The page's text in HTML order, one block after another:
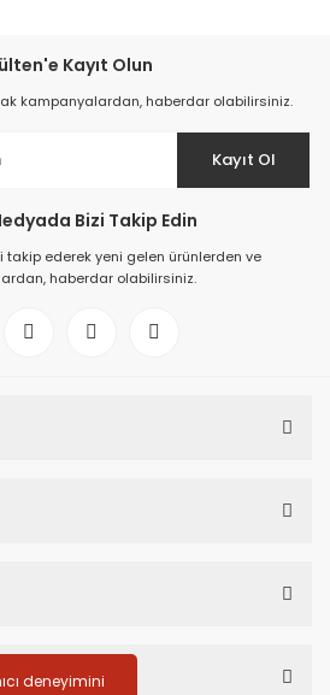
deneyimini
Kayıt Olun
kampanyalardan, haberdar olabilirsiniz.
Kayıt Ol
Bizi Takip Edin
ederek yeni gelen ürünlerden ve
haberdar olabilirsiniz.